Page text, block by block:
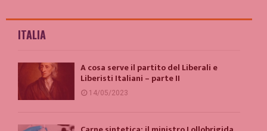
ITALIA
A cosa serve il partito del Liberali e
Liberisti Italiani – parte II
14/05/2023